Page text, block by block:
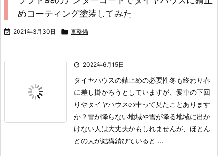
めコーティング塗装してみた
 2021年3月30日  車整備
 2022年6月15日
タイヤハウスの錆止めの必要性冬も終わり春
に差し掛かろうとしていますが、愛車の下回
りやタイヤハウスの中って見たことあります
か？ 雪が降らない地域や雪が降る地域に出か
けない人は大丈夫かもしれませんが、ほとん
どの人が結構錆びていると ...